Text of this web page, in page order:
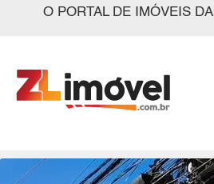
O PORTAL DE IMÓVEIS DA